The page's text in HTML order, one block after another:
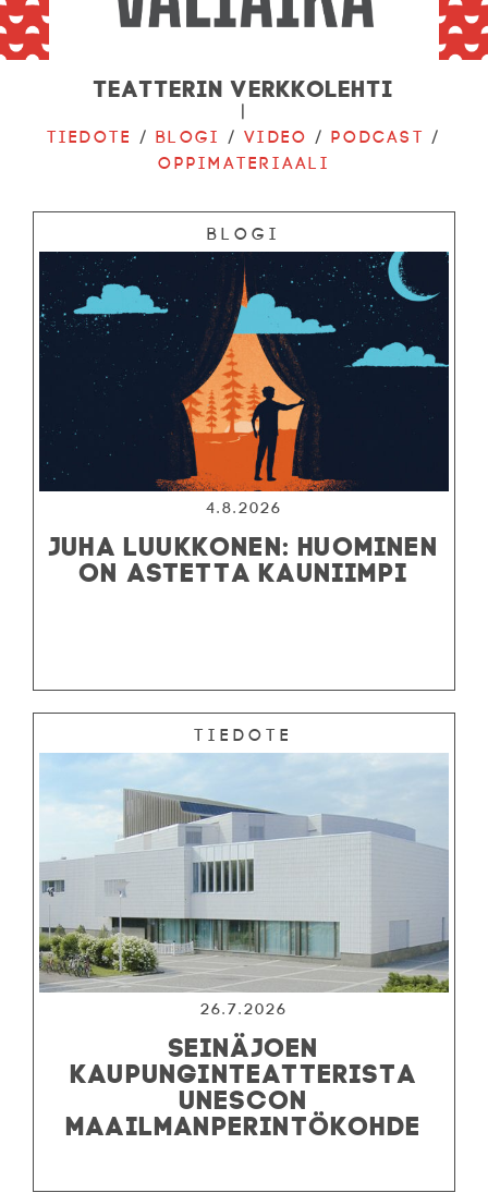
Teatterin verkkolehti
|
Tiedote /Blogi /Video /Podcast /
Oppimateriaali
Blogi
4.8.2026
JUHA LUUKKONEN: HUOMINEN
ON ASTETTA KAUNIIMPI
Tiedote
26.7.2026
SEINÄJOEN
KAUPUNGINTEATTERISTA
UNESCON
MAAILMANPERINTÖKOHDE